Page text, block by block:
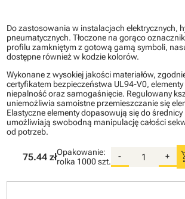
Do zastosowania w instalacjach elektrycznych,
pneumatycznych. Tłoczone na gorąco
profilu zamkniętym z gotową gamą symboli,
dostępne również w kodzie kolorów.
Wykonane z wysokiej jakości materiałów,
certyfikatem bezpieczeństwa UL94-V0,
niepalność oraz samogaśnięcie. Regulowany
uniemożliwia samoistne przemieszczanie się
Elastyczne elementy dopasowują się do
umożliwiają swobodną manipulację całości
od potrzeb.
75.44 złOpakowanie:
rolka 1000 szt.
- +